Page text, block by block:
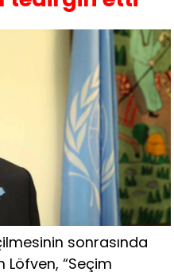
sonrasında
“Seçim